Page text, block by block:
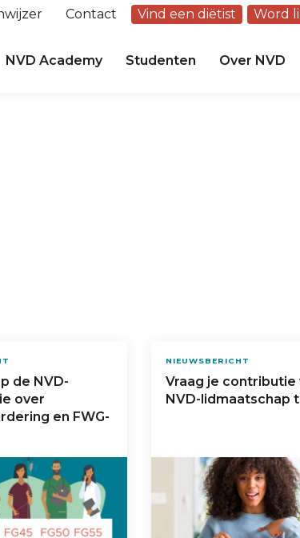
Contact Vind een diëtist Word
NVD Academy Studenten Over NVD
de NVD-
over
en FWG-
NIEUWSBERICHT
Vraag je contributie
NVD-lidmaatschap